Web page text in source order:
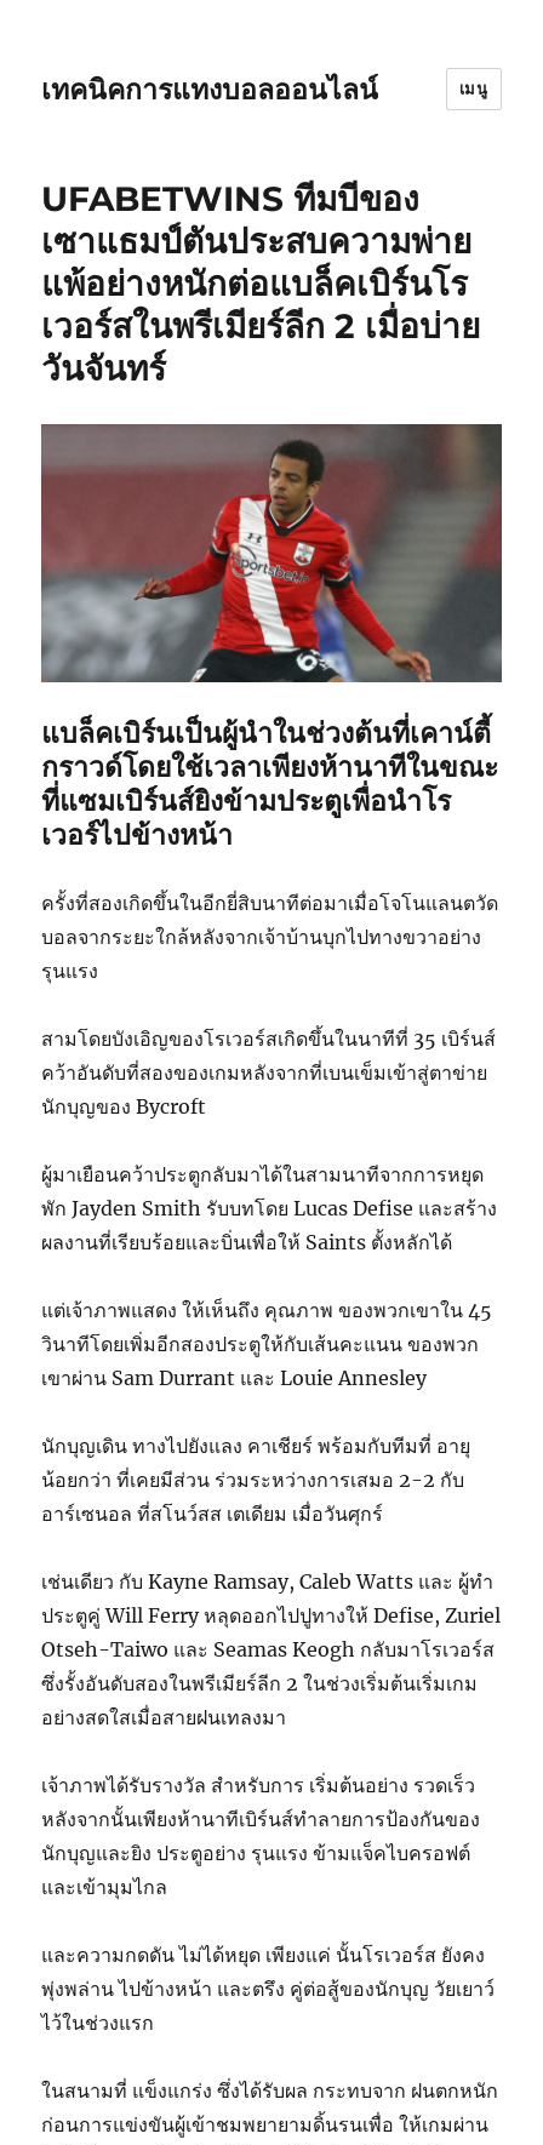
เทคนิคการแทงบอลออนไลน์ เมนู
UFABETWINS ทีมบีของ
เซาแธมป์ตันประสบความพ่าย
แพ้อย่างหนักต่อแบล็คเบิร์นโร
เวอร์สในพรีเมียร์ลีก 2 เมื่อบ่าย
วันจันทร์
แบล็คเบิร์นเป็นผู้นำในช่วงต้นที่เคาน์ตี้
กราวด์โดยใช้เวลาเพียงห้านาทีในขณะ
ที่แซมเบิร์นส์ยิงข้ามประตูเพื่อนำโร
เวอร์ไปข้างหน้า
ครั้งที่สองเกิดขึ้นในอีกยี่สิบนาทีต่อมาเมื่อโจโนแลนตวัด
บอลจากระยะใกล้หลังจากเจ้าบ้านบุกไปทางขวาอย่าง
รุนแรง
สามโดยบังเอิญของโรเวอร์สเกิดขึ้นในนาทีที่ 35 เบิร์นส์
คว้าอันดับที่สองของเกมหลังจากที่เบนเข็มเข้าสู่ตาข่าย
นักบุญของ Bycroft
ผู้มาเยือนคว้าประตูกลับมาได้ในสามนาทีจากการหยุด
พัก Jayden Smith รับบทโดย Lucas Defise และสร้าง
ผลงานที่เรียบร้อยและบิ่นเพื่อให้ Saints ตั้งหลักได้
แต่เจ้าภาพแสดง ให้เห็นถึง คุณภาพ ของพวกเขาใน 45
วินาทีโดยเพิ่มอีกสองประตูให้กับเส้นคะแนน ของพวก
เขาผ่าน Sam Durrant และ Louie Annesley
นักบุญเดิน ทางไปยังแลง คาเชียร์ พร้อมกับทีมที่ อายุ
น้อยกว่า ที่เคยมีส่วน ร่วมระหว่างการเสมอ 2-2 กับ
อาร์เซนอล ที่สโนว์สส เตเดียม เมื่อวันศุกร์
เช่นเดียว กับ Kayne Ramsay, Caleb Watts และ ผู้ทำ
ประตูคู่ Will Ferry หลุดออกไปปูทางให้ Defise, Zuriel
Otseh-Taiwo และ Seamas Keogh กลับมาโรเวอร์ส
ซึ่งรั้งอันดับสองในพรีเมียร์ลีก 2 ในช่วงเริ่มต้นเริ่มเกม
อย่างสดใสเมื่อสายฝนเทลงมา
เจ้าภาพได้รับรางวัล สำหรับการ เริ่มต้นอย่าง รวดเร็ว
หลังจากนั้นเพียงห้านาทีเบิร์นส์ทำลายการป้องกันของ
นักบุญและยิง ประตูอย่าง รุนแรง ข้ามแจ็คไบครอฟต์
และเข้ามุมไกล
และความกดดัน ไม่ได้หยุด เพียงแค่ นั้นโรเวอร์ส ยังคง
พุ่งพล่าน ไปข้างหน้า และตรึง คู่ต่อสู้ของนักบุญ วัยเยาว์
ไว้ในช่วงแรก
ในสนามที่ แข็งแกร่ง ซึ่งได้รับผล กระทบจาก ฝนตกหนัก
ก่อนการแข่งขันผู้เข้าชมพยายามดิ้นรนเพื่อ ให้เกมผ่าน